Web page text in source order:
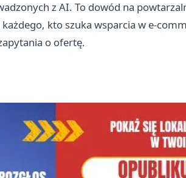
z AI. To dowód na
kto szuka wsparcia w e-
o ofertę.